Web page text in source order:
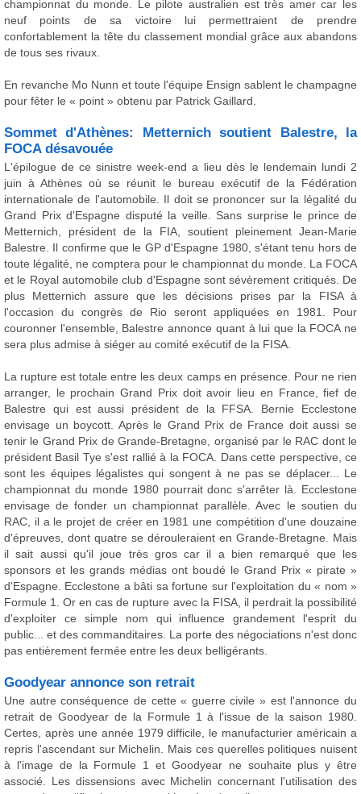
championnat du monde. Le pilote australien est très amer car les
neuf points de sa victoire lui permettraient de prendre
confortablement la tête du classement mondial grâce aux abandons
de tous ses rivaux.
En revanche Mo Nunn et toute l'équipe Ensign sablent le champagne
pour fêter le « point » obtenu par Patrick Gaillard.
Sommet d'Athènes: Metternich soutient Balestre, la
FOCA désavouée
L'épilogue de ce sinistre week-end a lieu dès le lendemain lundi 2
juin à Athènes où se réunit le bureau exécutif de la Fédération
internationale de l'automobile. Il doit se prononcer sur la légalité du
Grand Prix d'Espagne disputé la veille. Sans surprise le prince de
Metternich, président de la FIA, soutient pleinement Jean-Marie
Balestre. Il confirme que le GP d'Espagne 1980, s'étant tenu hors de
toute légalité, ne comptera pour le championnat du monde. La FOCA
et le Royal automobile club d'Espagne sont sévèrement critiqués. De
plus Metternich assure que les décisions prises par la FISA à
l'occasion du congrès de Rio seront appliquées en 1981. Pour
couronner l'ensemble, Balestre annonce quant à lui que la FOCA ne
sera plus admise à siéger au comité exécutif de la FISA.
La rupture est totale entre les deux camps en présence. Pour ne rien
arranger, le prochain Grand Prix doit avoir lieu en France, fief de
Balestre qui est aussi président de la FFSA. Bernie Ecclestone
envisage un boycott. Après le Grand Prix de France doit aussi se
tenir le Grand Prix de Grande-Bretagne, organisé par le RAC dont le
président Basil Tye s'est rallié à la FOCA. Dans cette perspective, ce
sont les équipes légalistes qui songent à ne pas se déplacer... Le
championnat du monde 1980 pourrait donc s'arrêter là. Ecclestone
envisage de fonder un championnat parallèle. Avec le soutien du
RAC, il a le projet de créer en 1981 une compétition d'une douzaine
d'épreuves, dont quatre se dérouleraient en Grande-Bretagne. Mais
il sait aussi qu'il joue très gros car il a bien remarqué que les
sponsors et les grands médias ont boudé le Grand Prix « pirate »
d'Espagne. Ecclestone a bâti sa fortune sur l'exploitation du « nom »
Formule 1. Or en cas de rupture avec la FISA, il perdrait la possibilité
d'exploiter ce simple nom qui influence grandement l'esprit du
public... et des commanditaires. La porte des négociations n'est donc
pas entièrement fermée entre les deux belligérants.
Goodyear annonce son retrait
Une autre conséquence de cette « guerre civile » est l'annonce du
retrait de Goodyear de la Formule 1 à l'issue de la saison 1980.
Certes, après une année 1979 difficile, le manufacturier américain a
repris l'ascendant sur Michelin. Mais ces querelles politiques nuisent
à l'image de la Formule 1 et Goodyear ne souhaite plus y être
associé. Les dissensions avec Michelin concernant l'utilisation des